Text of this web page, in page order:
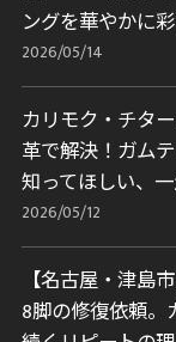
ングを華やかに
2026/05/14
カリモク・チタ
革で解決！ガム
知ってほしい、
2026/05/12
【名古屋・津島
8脚の修復依頼。